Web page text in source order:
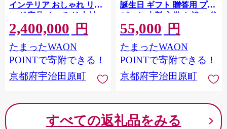
インテリア おしゃれ リビ
ング 家具 くつろぎ 木材
56210608
2,400,000 円
たまったWAON
POINTで寄附できる！
京都府宇治田原町
誕生日 ギフト 贈答用 プレ
ゼント 木製 入学 お祝い 父
の日 送別 卒業 記念品 記念
高級 高級文具 就職 祝い 雑
貨 日用品 工芸 〉56210607
55,000 円
たまったWAON
POINTで寄附できる！
京都府宇治田原町
すべての返礼品をみる